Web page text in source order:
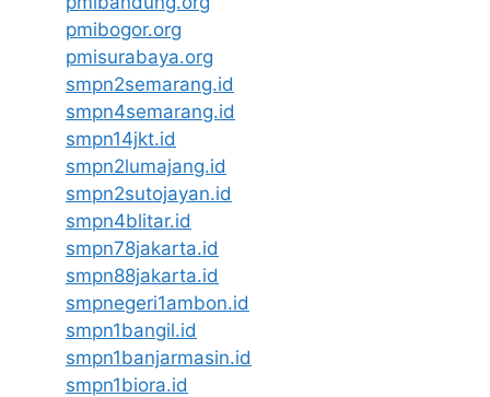
pmibogor.org
pmisurabaya.org
smpn2semarang.id
smpn4semarang.id
smpn14jkt.id
smpn2lumajang.id
smpn2sutojayan.id
smpn4blitar.id
smpn78jakarta.id
smpn88jakarta.id
smpnegeri1ambon.id
smpn1bangil.id
smpn1banjarmasin.id
smpn1biora.id